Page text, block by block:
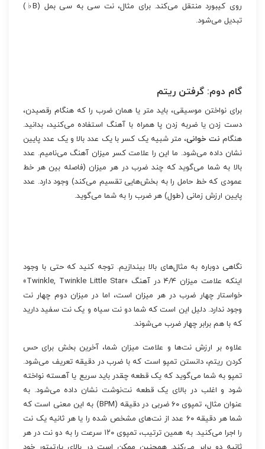
روی کیبورد منتقل می‌کند. برای مثال، نت سی به سی بمل (B♭)
تبدیل می‌شود.
گام دوم: گرفتن ریتم
برای نواختن موسیقی، باید متر یا همان ضرب را که هنگام رقصیدن،
دست زدن یا ضربه زدن پا همراه با آهنگ استفاده می‌کنید، بدانید.
هنگام نت خوانی، متر شبیه یک کسر با یک عدد بالا و یک عدد پایین
نشان داده می‌شود. ما این را علامت کسر میزان آهنگ می‌نامیم. عدد
بالا به شما می‌گوید که چند ضرب در هر میزان (فاصله بین هر خط
عمودی که خط حامل را به بخش‌هایی تقسیم می‌کند) وجود دارد. عدد
پایین ارزش زمانی (طول) هر ضرب را به شما می‌گوید.
نگاهی دوباره به مثال‌های بالا بیندازیم. توجه کنید که حتی با وجود
اینکه علامت میزان ۴/۴ در آهنگ «Twinkle, Twinkle Little Star»
خواستار چهار ضرب در هر میزان است، اما در میزان دوم چهار نت
وجود ندارد. دلیل این است که شما دو نت سیاه و یک نت سفید دارید
که با هم برابر چهار ضرب می‌شوند.
علاوه بر ارزش نت‌ها و علامت میزان شما، آخرین بخش برای حس
کردن ریتم، دانستن تمپو است که با ضرب در دقیقه تعریف می‌شود.
تمپو به شما می‌گوید که یک قطعه چقدر باید سریع یا آهسته نواخته
شود و اغلب در بالای یک قطعه نت‌نوشت نشان داده می‌شود. به
عنوان مثال، تمپوی ۶۰ ضربی در دقیقه (BPM) به این معنی است که
شما هر دقیقه ۶۰ عدد از نت‌های مشخص شده را یا هر ثانیه یک نت
را اجرا می‌کنید. به همین ترتیب، تمپوی ۱۲۰ سرعت را به دو نت در هر